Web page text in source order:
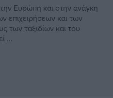
Ευρώπη και στην ανάγκη
επιχειρήσεων και των
των ταξιδίων και του
...